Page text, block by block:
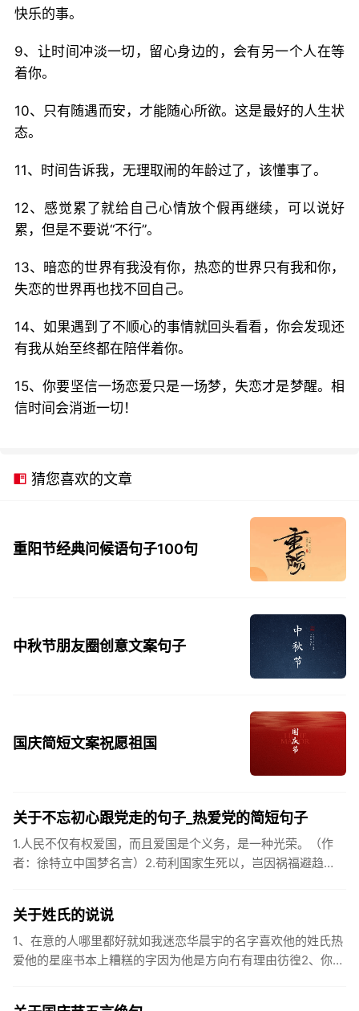
快乐的事。
9、让时间冲淡一切，留心身边的，会有另一个人在等
着你。
10、只有随遇而安，才能随心所欲。这是最好的人生状
态。
11、时间告诉我，无理取闹的年龄过了，该懂事了。
12、感觉累了就给自己心情放个假再继续，可以说好
累，但是不要说“不行”。
13、暗恋的世界有我没有你，热恋的世界只有我和你，
失恋的世界再也找不回自己。
14、如果遇到了不顺心的事情就回头看看，你会发现还
有我从始至终都在陪伴着你。
15、你要坚信一场恋爱只是一场梦，失恋才是梦醒。相
信时间会消逝一切！
猜您喜欢的文章
重阳节经典问候语句子100句
中秋节朋友圈创意文案句子
国庆简短文案祝愿祖国
关于不忘初心跟党走的句子_热爱党的简短句子
1.人民不仅有权爱国，而且爱国是个义务，是一种光荣。（作
者：徐特立中国梦名言）2.苟利国家生死以，岂因祸福避趋
关于姓氏的说说
1、在意的人哪里都好就如我迷恋华晨宇的名字喜欢他的姓氏热
爱他的星座书本上糟糕的字因为他是方向冇有理由彷徨2、你的